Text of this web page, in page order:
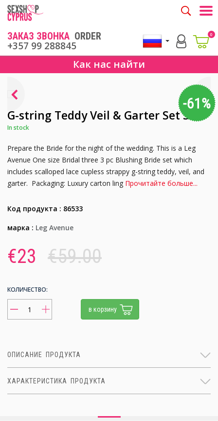
ЗАКАЗ ЗВОНКА ORDER
+357 99 288845
0
Как нас найти
-61%
G-string Teddy Veil & Garter Set S/L
In stock
Prepare the Bride for the night of the wedding. This is a Leg
Avenue One size Bridal three 3 pc Blushing Bride set which
includes scalloped lace cupless strappy g-string teddy, veil, and
garter. Packaging: Luxury carton ling Прочитайте больше...
Код продукта : 86533
марка : Leg Avenue
€23 €59.00
КОЛИЧЕСТВО:
в корзину
ОПИСАНИЕ ПРОДУКТА
ХАРАКТЕРИСТИКА ПРОДУКТА